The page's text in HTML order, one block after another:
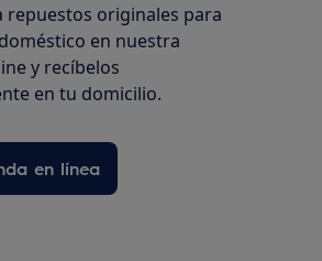
repuestos originales para
en nuestra
y recíbelos
en tu domicilio.
en línea